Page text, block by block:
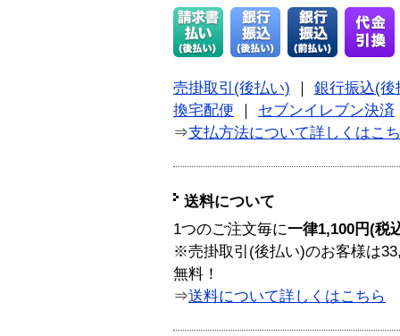
売掛取引(後払い)
銀行振込(後
換宅配便
セブンイレブン決済
⇒支払方法について詳しくはこ
送料について
1つのご注文毎に一律1,100円(税
※売掛取引(後払い)のお客様は
無料！
⇒送料について詳しくはこちら